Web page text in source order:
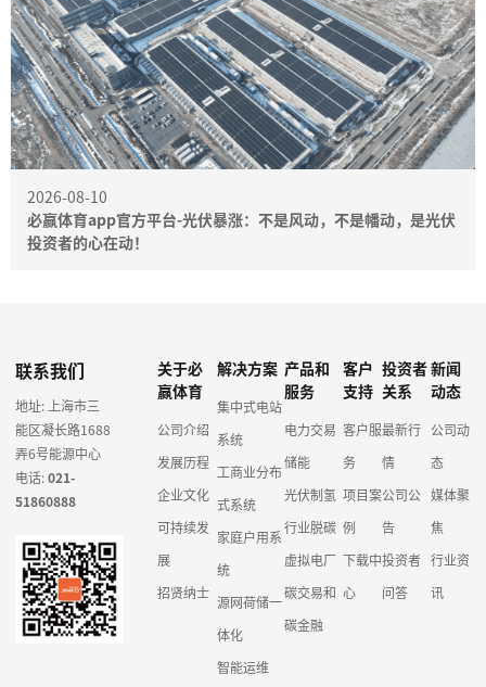
2026-08-10
必赢体育app官方平台-光伏暴涨：不是风动，不是幡动，是光伏
投资者的心在动！
联系我们
地址: 上海市三
能区凝长路1688
弄6号能源中心
电话:021-
51860888
关于必
赢体育
公司介绍
发展历程
企业文化
可持续发
展
招贤纳士
解决方案
集中式电站
系统
工商业分布
式系统
家庭户用系
统
源网荷储一
体化
智能运维
产品和
服务
电力交易
储能
光伏制氢
行业脱碳
虚拟电厂
碳交易和
碳金融
客户
支持
客户服
务
项目案
例
下载中
心
投资者
关系
最新行
情
公司公
告
投资者
问答
新闻
动态
公司动
态
媒体聚
焦
行业资
讯